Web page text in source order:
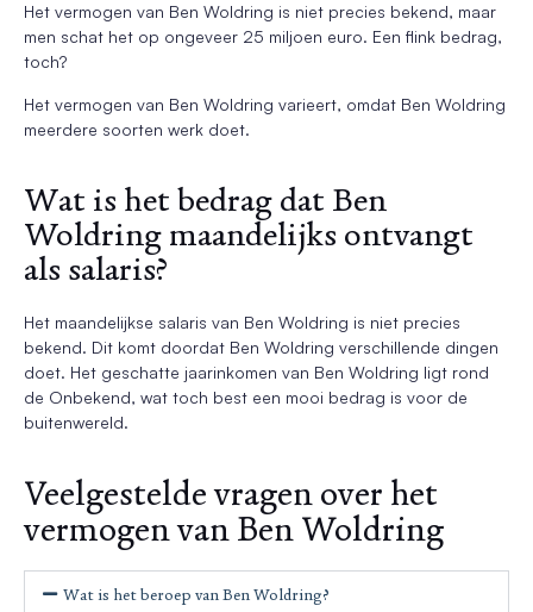
Het vermogen van Ben Woldring is niet precies bekend, maar
men schat het op ongeveer 25 miljoen euro. Een flink bedrag,
toch?
Het vermogen van Ben Woldring varieert, omdat Ben Woldring
meerdere soorten werk doet.
Wat is het bedrag dat Ben
Woldring maandelijks ontvangt
als salaris?
Het maandelijkse salaris van Ben Woldring is niet precies
bekend. Dit komt doordat Ben Woldring verschillende dingen
doet. Het geschatte jaarinkomen van Ben Woldring ligt rond
de Onbekend, wat toch best een mooi bedrag is voor de
buitenwereld.
Veelgestelde vragen over het
vermogen van Ben Woldring
Wat is het beroep van Ben Woldring?